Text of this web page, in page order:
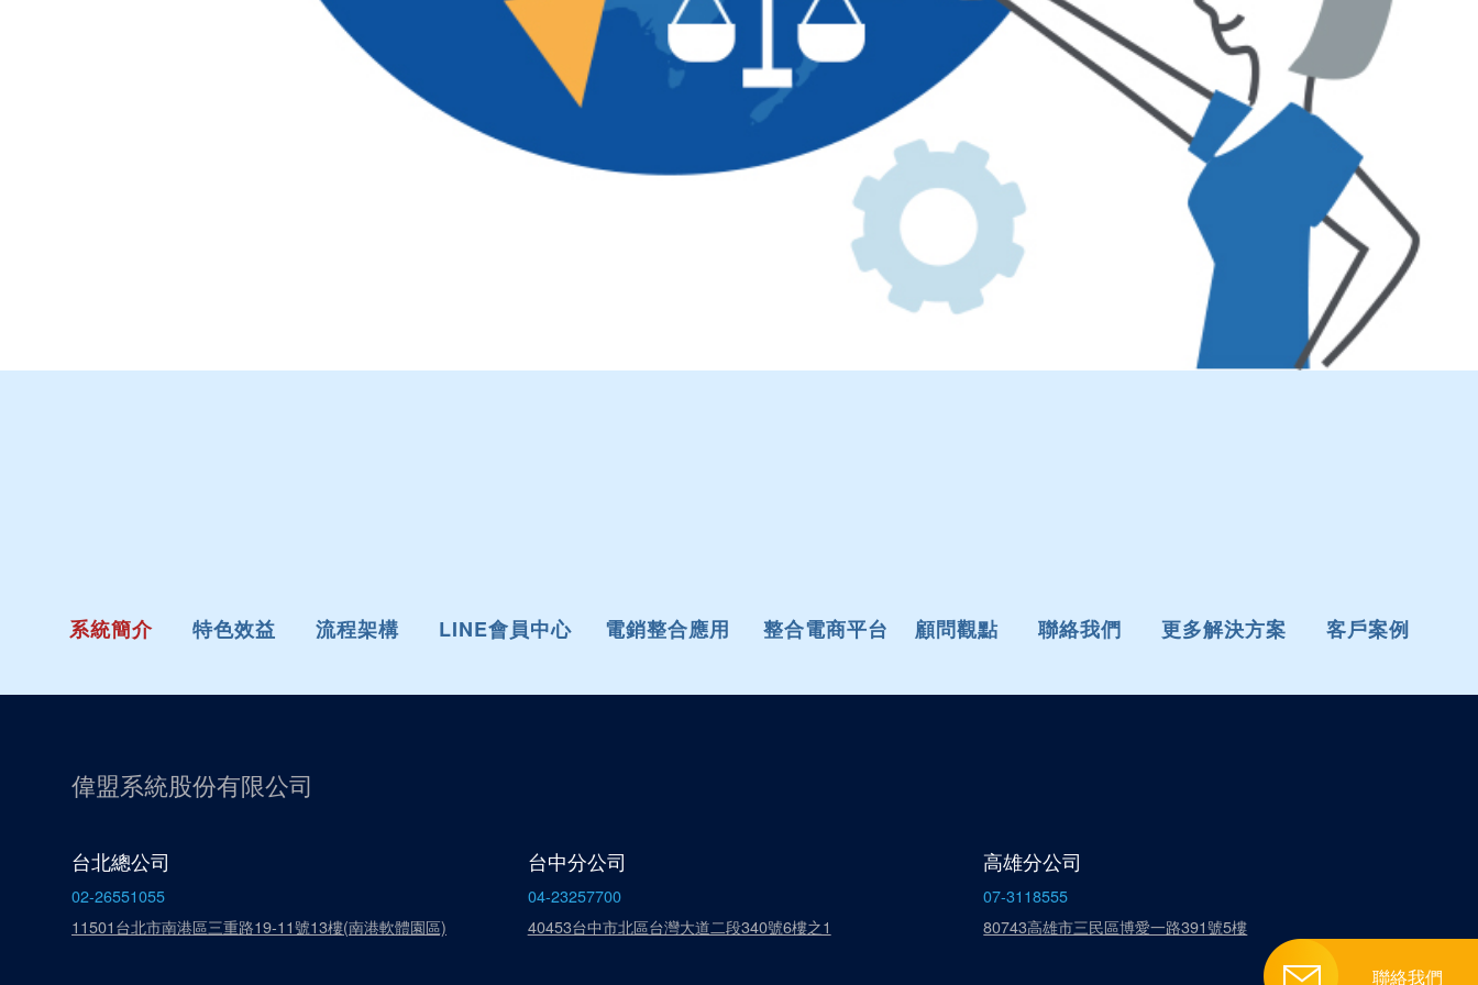
聯絡我們
系統簡介 特色效益 流程架構 LINE會員中心 電銷整合應用 整合電商平台 顧問觀點 聯絡我們 更多解決方案 客戶案例
偉盟系統股份有限公司
台北總公司
02-26551055
11501台北市南港區三重路19-11號13樓(南港軟體園區)
台中分公司
04-23257700
40453台中市北區台灣大道二段340號6樓之1
高雄分公司
07-3118555
80743高雄市三民區博愛一路391號5樓